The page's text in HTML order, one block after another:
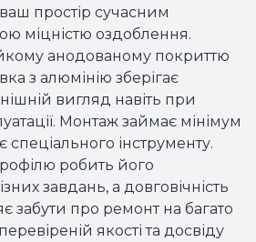
простір сучасним
міцністю оздоблення.
анодованому покриттю
з алюмінію зберігає
вигляд навіть при
Монтаж займає мінімум
спеціального інструменту.
робить його
завдань, а довговічність
забути про ремонт на багато
якості та досвіду